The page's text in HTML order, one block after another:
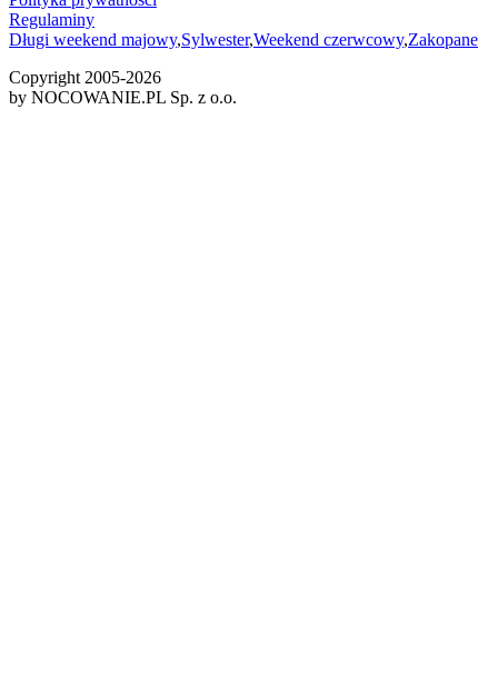
Regulaminy
Długi weekend majowy,Sylwester,Weekend czerwcowy,Zakopane
Copyright 2005-2026
by NOCOWANIE.PL Sp. z o.o.